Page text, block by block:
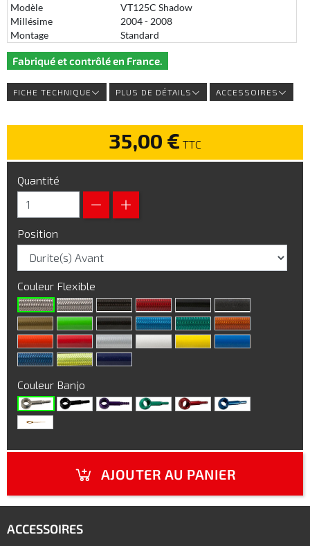
Modèle
VT125C Shadow
Millésime
2004 - 2008
Montage
Standard
Fabriqué et contrôlé en France.
FICHE TECHNIQUE PLUS DE DÉTAILS ACCESSOIRES
35,00 € TTC
Quantité
Position
Couleur Flexible
Couleur Banjo
AJOUTER AU PANIER
ACCESSOIRES